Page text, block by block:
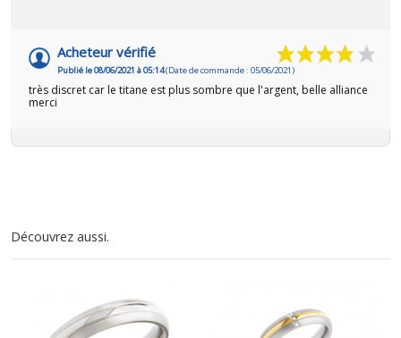
Acheteur vérifié
Publié le 08/06/2021 à 05:14(Date de commande : 05/06/2021)
très discret car le titane est plus sombre que l'argent, belle alliance
merci
Découvrez aussi.